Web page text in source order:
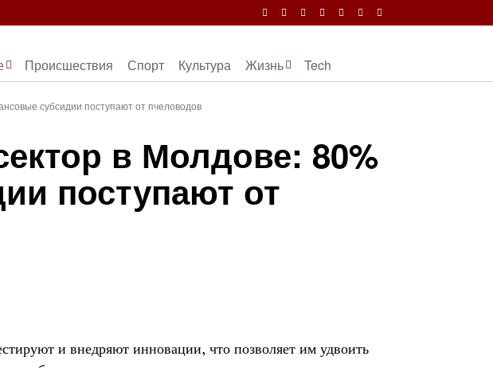
Происшествия Спорт Культура Жизнь Tech
субсидии поступают от пчеловодов
в Молдове: 80%
поступают от
и внедряют инновации, что позволяет им удвоить